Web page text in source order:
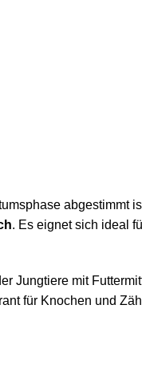
abgestimmt
. Es eignet sich ideal
Jungtiere mit
für Knochen und